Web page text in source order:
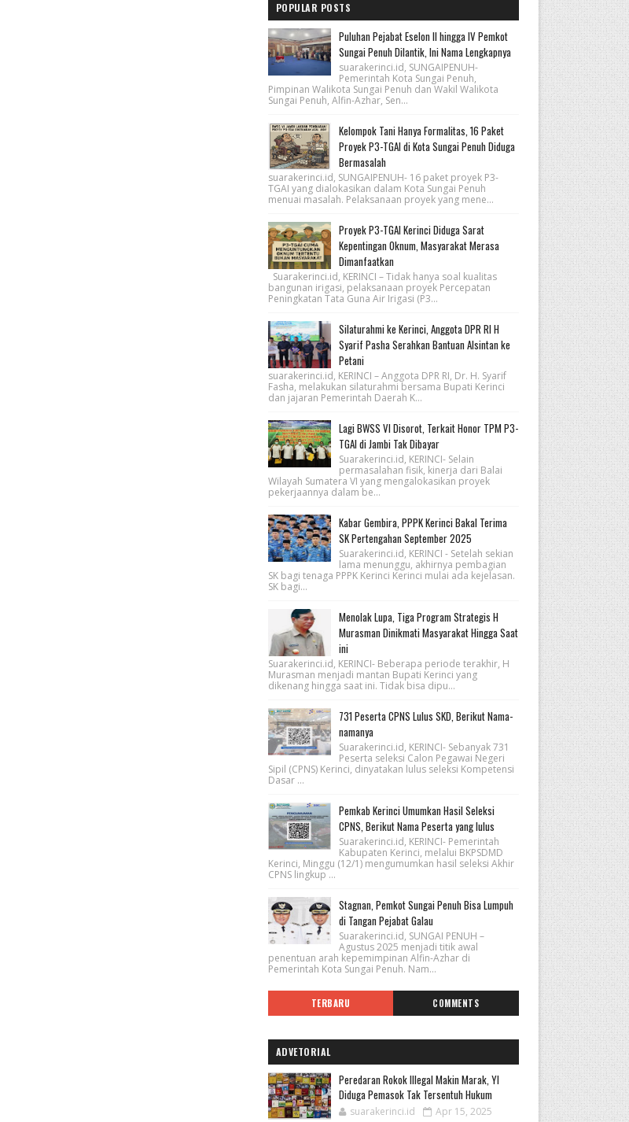
POPULAR POSTS
Puluhan Pejabat Eselon II hingga IV Pemkot
Sungai Penuh Dilantik, Ini Nama Lengkapnya
suarakerinci.id, SUNGAIPENUH-
Pemerintah Kota Sungai Penuh,
Pimpinan Walikota Sungai Penuh dan Wakil Walikota
Sungai Penuh, Alfin-Azhar, Sen...
Kelompok Tani Hanya Formalitas, 16 Paket
Proyek P3-TGAI di Kota Sungai Penuh Diduga
Bermasalah
suarakerinci.id, SUNGAIPENUH- 16 paket proyek P3-
TGAI yang dialokasikan dalam Kota Sungai Penuh
menuai masalah. Pelaksanaan proyek yang mene...
Proyek P3-TGAI Kerinci Diduga Sarat
Kepentingan Oknum, Masyarakat Merasa
Dimanfaatkan
Suarakerinci.id, KERINCI – Tidak hanya soal kualitas
bangunan irigasi, pelaksanaan proyek Percepatan
Peningkatan Tata Guna Air Irigasi (P3...
Silaturahmi ke Kerinci, Anggota DPR RI H
Syarif Pasha Serahkan Bantuan Alsintan ke
Petani
suarakerinci.id, KERINCI – Anggota DPR RI, Dr. H. Syarif
Fasha, melakukan silaturahmi bersama Bupati Kerinci
dan jajaran Pemerintah Daerah K...
Lagi BWSS VI Disorot, Terkait Honor TPM P3-
TGAI di Jambi Tak Dibayar
Suarakerinci.id, KERINCI- Selain
permasalahan fisik, kinerja dari Balai
Wilayah Sumatera VI yang mengalokasikan proyek
pekerjaannya dalam be...
Kabar Gembira, PPPK Kerinci Bakal Terima
SK Pertengahan September 2025
Suarakerinci.id, KERINCI - Setelah sekian
lama menunggu, akhirnya pembagian
SK bagi tenaga PPPK Kerinci Kerinci mulai ada kejelasan.
SK bagi...
Menolak Lupa, Tiga Program Strategis H
Murasman Dinikmati Masyarakat Hingga Saat
ini
Suarakerinci.id, KERINCI- Beberapa periode terakhir, H
Murasman menjadi mantan Bupati Kerinci yang
dikenang hingga saat ini. Tidak bisa dipu...
731 Peserta CPNS Lulus SKD, Berikut Nama-
namanya
Suarakerinci.id, KERINCI- Sebanyak 731
Peserta seleksi Calon Pegawai Negeri
Sipil (CPNS) Kerinci, dinyatakan lulus seleksi Kompetensi
Dasar ...
Pemkab Kerinci Umumkan Hasil Seleksi
CPNS, Berikut Nama Peserta yang lulus
Suarakerinci.id, KERINCI- Pemerintah
Kabupaten Kerinci, melalui BKPSDMD
Kerinci, Minggu (12/1) mengumumkan hasil seleksi Akhir
CPNS lingkup ...
Stagnan, Pemkot Sungai Penuh Bisa Lumpuh
di Tangan Pejabat Galau
Suarakerinci.id, SUNGAI PENUH –
Agustus 2025 menjadi titik awal
penentuan arah kepemimpinan Alfin-Azhar di
Pemerintah Kota Sungai Penuh. Nam...
TERBARU COMMENTS
ADVETORIAL
Peredaran Rokok Illegal Makin Marak, YI
Diduga Pemasok Tak Tersentuh Hukum
suarakerinci.id Apr 15, 2025